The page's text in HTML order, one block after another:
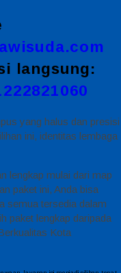
langsung:
yang halus dan presisi
ini, identitas lembaga
lengkap mulai dari map
paket ini, Anda bisa
semua tersedia dalam
paket lengkap daripada
Kota